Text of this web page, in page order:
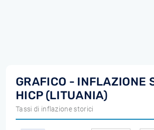
GRAFICO - INFLAZIONE
HICP (LITUANIA)
Tassi di inflazione storici